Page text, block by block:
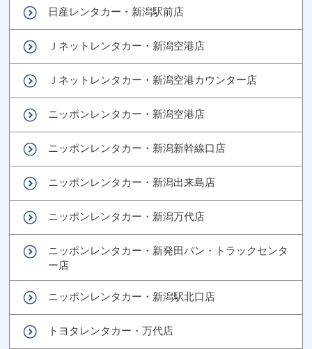
日産レンタカー・新潟駅前店
Ｊネットレンタカー・新潟空港店
Ｊネットレンタカー・新潟空港カウンター店
ニッポンレンタカー・新潟空港店
ニッポンレンタカー・新潟新幹線口店
ニッポンレンタカー・新潟出来島店
ニッポンレンタカー・新潟万代店
ニッポンレンタカー・新発田バン・トラックセンタ
ー店
ニッポンレンタカー・新潟駅北口店
トヨタレンタカー・万代店